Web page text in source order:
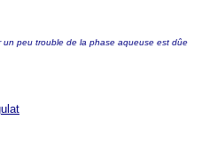
la phase aqueuse est dûe